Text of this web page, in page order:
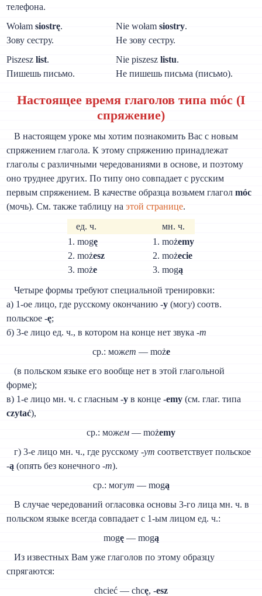
телефона.
Wołamsiostrę.
Зову сестру.
Nie wołam siostry.
Не зову сестру.
Piszeszlist.
Пишешь письмо.
Nie piszesz listu.
Не пишешь письма (письмо).
Настоящее время глаголов типа móc (I
спряжение)
В настоящем уроке мы хотим познакомить Вас с новым
спряжением глагола. К этому спряжению принадлежат
глаголы с различными чередованиями в основе, и поэтому
оно труднее других. По типу оно совпадает с русским
первым спряжением. В качестве образца возьмем глаголmóc
(мочь). См. также таблицу наэтой странице.
ед. ч.
мн. ч.
1. mogę
2. możesz
3. może
1. możemy
2. możecie
3. mogą
Четыре формы требуют специальной тренировки:
а) 1-ое лицо, где русскому окончанию -у (могу) соотв.
польское -ę;
б) 3-е лицо ед. ч., в котором на конце нет звука -т
ср.: может — może
(в польском языке его вообще нет в этой глагольной
форме);
в) 1-е лицо мн. ч. с гласным -y в конце -emy (см. глаг. типа
czytać),
ср.: можем — możemy
г) 3-е лицо мн. ч., где русскому -ут соответствует польское
-ą (опять без конечного -т).
ср.: могут — mogą
В случае чередований огласовка основы 3-го лица мн. ч. в
польском языке всегда совпадает с 1-ым лицом ед. ч.:
mogę— mogą
Из известных Вам уже глаголов по этому образцу
спрягаются:
chcieć — chcę, -esz